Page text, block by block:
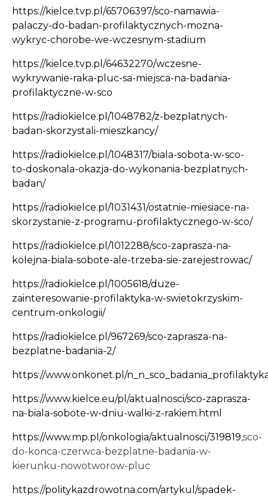
https://kielce.tvp.pl/65706397/sco-namawia-
palaczy-do-badan-profilaktycznych-mozna-
wykryc-chorobe-we-wczesnym-stadium
https://kielce.tvp.pl/64632270/wczesne-
wykrywanie-raka-pluc-sa-miejsca-na-badania-
profilaktyczne-w-sco
https://radiokielce.pl/1048782/z-bezplatnych-
badan-skorzystali-mieszkancy/
https://radiokielce.pl/1048317/biala-sobota-w-sco-
to-doskonala-okazja-do-wykonania-bezplatnych-
badan/
https://radiokielce.pl/1031431/ostatnie-miesiace-na-
skorzystanie-z-programu-profilaktycznego-w-sco/
https://radiokielce.pl/1012288/sco-zaprasza-na-
kolejna-biala-sobote-ale-trzeba-sie-zarejestrowac/
https://radiokielce.pl/1005618/duze-
zainteresowanie-profilaktyka-w-swietokrzyskim-
centrum-onkologii/
https://radiokielce.pl/967269/sco-zaprasza-na-
bezplatne-badania-2/
https://www.onkonet.pl/
https://www.kielce.eu/pl/aktualnosci/sco-zaprasza-
na-biala-sobote-w-dniu-walki-z-rakiem.html
https://www.mp.pl/onkologia/aktualnosci/319819,sco-
do-konca-czerwca-bezplatne-badania-w-
kierunku-nowotworow-pluc
https://politykazdrowotna.com/artykul/spadek-